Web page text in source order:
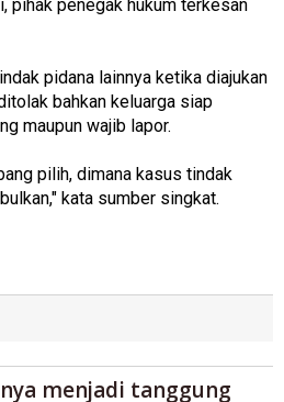
pihak penegak hukum terkesan
pidana lainnya ketika diajukan
bahkan keluarga siap
maupun wajib lapor.
pilih, dimana kasus tindak
kata sumber singkat.
menjadi tanggung